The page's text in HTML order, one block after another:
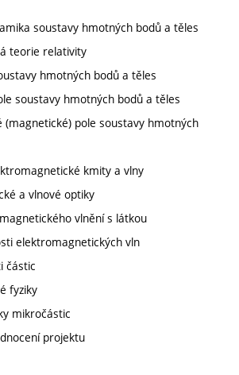
soustavy hmotných bodů a těles
teorie relativity
hmotných bodů a těles
soustavy hmotných bodů a těles
(magnetické) pole soustavy hmotných
kmity a vlny
a vlnové optiky
vlnění s látkou
elektromagnetických vln
částic
fyziky
mikročástic
projektu